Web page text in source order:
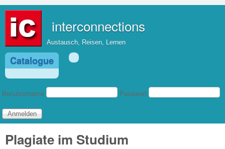
interconnections
Austausch, Reisen, Lernen
Catalogue
Benutzeranmeldung
Benutzername Passwort
Plagiate im Studium